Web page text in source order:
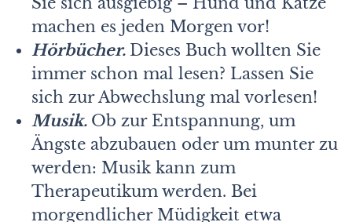
machen es jeden Morgen vor!
Hörbücher. Dieses Buch wollten Sie
immer schon mal lesen? Lassen Sie
sich zur Abwechslung mal vorlesen!
Musik. Ob zur Entspannung, um
Ängste abzubauen oder um munter zu
werden: Musik kann zum
Therapeutikum werden. Bei
morgendlicher Müdigkeit etwa